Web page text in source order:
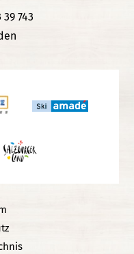
743